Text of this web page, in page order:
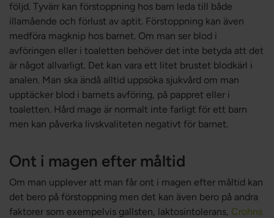
följd. Tyvärr kan förstoppning hos barn leda till både
illamående och förlust av aptit. Förstoppning kan även
medföra magknip hos barnet. Om man ser blod i
avföringen eller i toaletten behöver det inte betyda att det
är något allvarligt. Det kan vara ett litet brustet blodkärl i
analen. Man ska ändå alltid uppsöka sjukvård om man
upptäcker blod i barnets avföring, på pappret eller i
toaletten. Hård mage är normalt inte farligt för ett barn
men kan påverka livskvaliteten negativt för barnet.
Ont i magen efter måltid
Om man upplever att man får ont i magen efter måltid kan
det bero på förstoppning men det kan även bero på andra
faktorer som exempelvis gallsten, laktosintolerans, Crohns